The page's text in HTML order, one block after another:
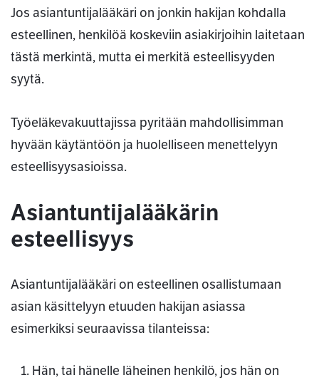
Jos asiantuntijalääkäri on jonkin hakijan kohdalla
esteellinen, henkilöä koskeviin asiakirjoihin laitetaan
tästä merkintä, mutta ei merkitä esteellisyyden
syytä.
Työeläkevakuuttajissa pyritään mahdollisimman
hyvään käytäntöön ja huolelliseen menettelyyn
esteellisyysasioissa.
Asiantuntijalääkärin
esteellisyys
Asiantuntijalääkäri on esteellinen osallistumaan
asian käsittelyyn etuuden hakijan asiassa
esimerkiksi seuraavissa tilanteissa:
Hän, tai hänelle läheinen henkilö, jos hän on